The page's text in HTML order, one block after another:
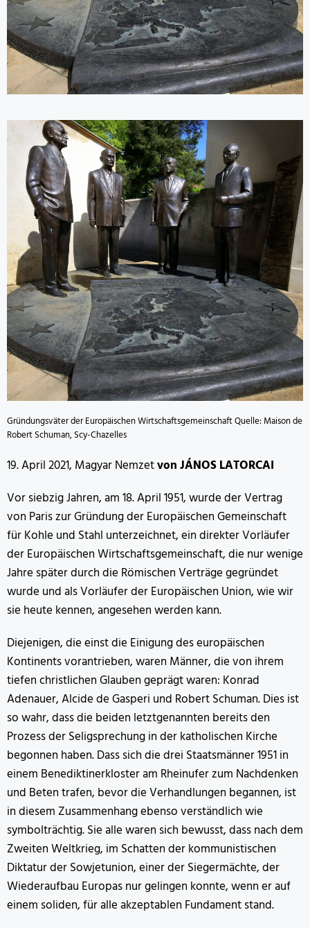
Gründungsväter der Europäischen Wirtschaftsgemeinschaft Quelle: Maison de
Robert Schuman, Scy-Chazelles
19. April 2021, Magyar Nemzetvon JÁNOS LATORCAI
Vor siebzig Jahren, am 18. April 1951, wurde der Vertrag
von Paris zur Gründung der Europäischen Gemeinschaft
für Kohle und Stahl unterzeichnet, ein direkter Vorläufer
der Europäischen Wirtschaftsgemeinschaft, die nur wenige
Jahre später durch die Römischen Verträge gegründet
wurde und als Vorläufer der Europäischen Union, wie wir
sie heute kennen, angesehen werden kann.
Diejenigen, die einst die Einigung des europäischen
Kontinents vorantrieben, waren Männer, die von ihrem
tiefen christlichen Glauben geprägt waren: Konrad
Adenauer, Alcide de Gasperi und Robert Schuman. Dies ist
so wahr, dass die beiden letztgenannten bereits den
Prozess der Seligsprechung in der katholischen Kirche
begonnen haben. Dass sich die drei Staatsmänner 1951 in
einem Benediktinerkloster am Rheinufer zum Nachdenken
und Beten trafen, bevor die Verhandlungen begannen, ist
in diesem Zusammenhang ebenso verständlich wie
symbolträchtig. Sie alle waren sich bewusst, dass nach dem
Zweiten Weltkrieg, im Schatten der kommunistischen
Diktatur der Sowjetunion, einer der Siegermächte, der
Wiederaufbau Europas nur gelingen konnte, wenn er auf
einem soliden, für alle akzeptablen Fundament stand.